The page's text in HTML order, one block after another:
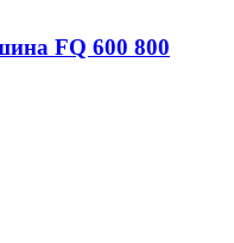
FQ 600 800